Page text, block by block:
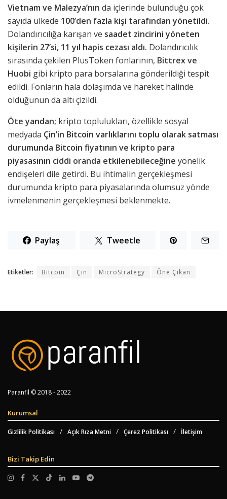
Vietnam ve Malezya’nın da içlerinde bulunduğu çok
sayıda ülkede 100’den fazla kişi tarafından yönetildi.
Dolandırıcılığa karışan ve saadet zincirini yöneten
kişilerin 27’si, 11 yıl hapis cezası aldı. Dolandırıcılık
sırasında çekilen PlusToken fonlarının, Bittrex ve
Huobi gibi kripto para borsalarına gönderildiği tespit
edildi. Fonların hala dolaşımda ve hareket halinde
olduğunun da altı çizildi.
Öte yandan; kripto toplulukları, özellikle sosyal
medyada Çin’in Bitcoin varlıklarını toplu olarak satması
durumunda Bitcoin fiyatının ve kripto para
piyasasının ciddi oranda etkilenebileceğine yönelik
endişeleri dile getirdi. Bu ihtimalin gerçekleşmesi
durumunda kripto para piyasalarında olumsuz yönde
ivmelenmenin gerçekleşmesi beklenmekte.
Paylaş Tweetle
Etiketler: Bitcoin Çin MicroStrategy Öne Çıkan
Paranfil © 2018 - 2022
Kurumsal
Gizlilik Politikası Açık Rıza Metni Çerez Politikası İletişim
Bizi Takip Edin